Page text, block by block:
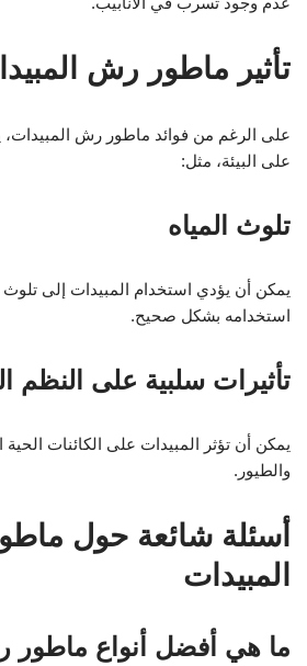
تأثير ماطور رش
على الرغم من فوائد ماطور رش المبيدات،
على البيئة، مثل:
تلوث المياه
يمكن أن يؤدي استخدام المبيدات إلى تلوث
استخدامه بشكل صحيح.
تأثيرات سلبية على النظم
يمكن أن تؤثر المبيدات على الكائنات الحية
والطيور.
أسئلة شائعة حول
المبيدات
ما هي أفضل أنواع ماطور